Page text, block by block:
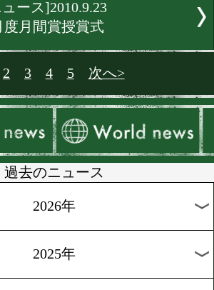
[ニュース]2010.9.24
ボクブロに石川選手参戦
[ニュース]2010.9.23
李冽理、世界戦に向け
[ニュース]2010.9.23
Sフライ日本王座統一は!?
[ニュース]2010.9.23
黒木、東洋復活を目指し